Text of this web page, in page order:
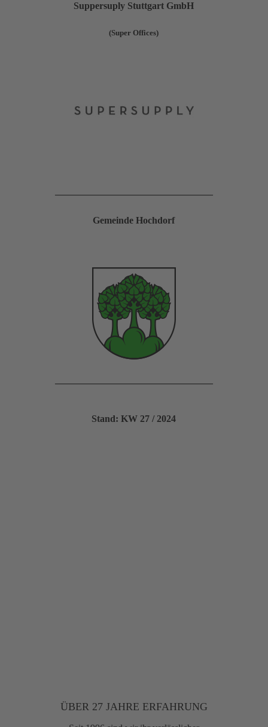
Suppersuply Stuttgart GmbH
(Super Offices)
————————————————–
Gemeinde Hochdorf
————————————————–
Stand: KW 27 / 2024
ÜBER 27 JAHRE ERFAHRUNG